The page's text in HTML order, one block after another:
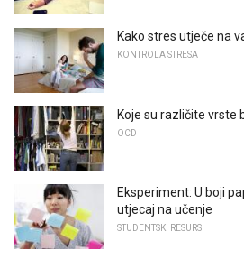
Kako stres utječe na
KONTROLA STRESA
Koje su različite vrste
OCD
Eksperiment: U boji
utjecaj na učenje
STUDENTSKI RESURSI